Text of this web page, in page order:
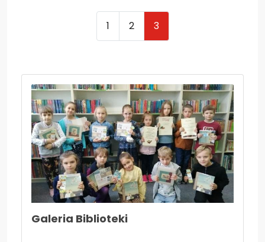
Nieodpłatna pomoc prawna i poradnictwo...
Kadra nauczycielska
Zajęcia pozalekcyjne
Konkursy
Wszystko o wszawicy
Dla nauczycieli
Kadra nauczycielska
Aktywna tablica
Do pobrania - nauczyciele
1 2 3
Galeria Biblioteki